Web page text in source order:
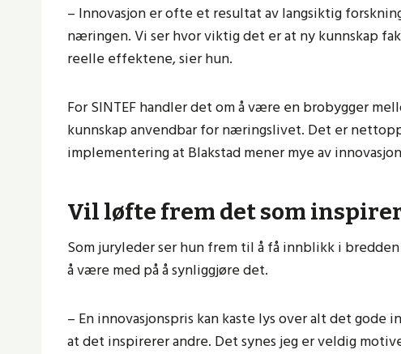
– Innovasjon er ofte et resultat av langsiktig
næringen. Vi ser hvor viktig det er at ny kunnskap
reelle effektene, sier hun.
For SINTEF handler det om å være en brobygger
kunnskap anvendbar for næringslivet. Det er
implementering at Blakstad mener mye av
Vil løfte frem det som
Som juryleder ser hun frem til å få innblikk i
å være med på å synliggjøre det.
– En innovasjonspris kan kaste lys over alt det
at det inspirerer andre. Det synes jeg er veldig